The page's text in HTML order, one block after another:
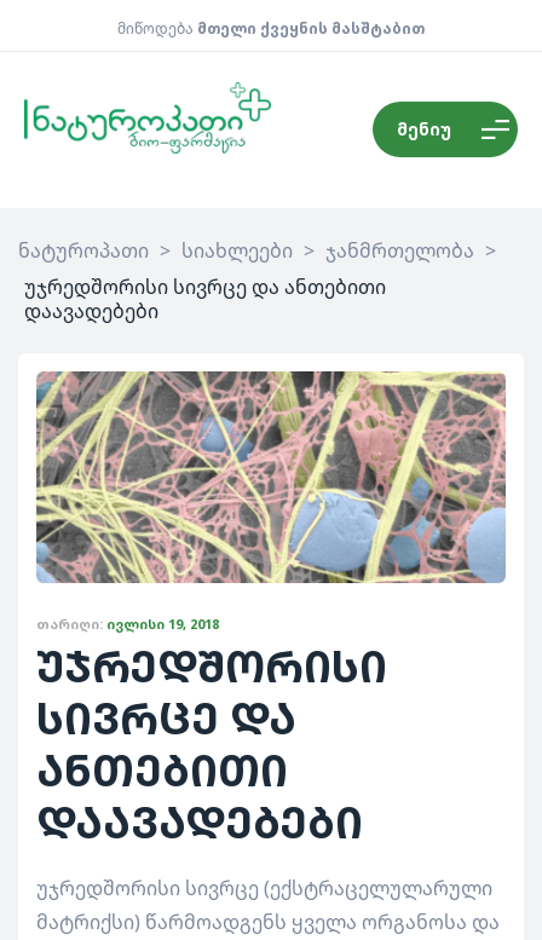
მიწოდება მთელი ქვეყნის მასშტაბით
მენიუ
ნატუროპათი > სიახლეები > ჯანმრთელობა >
უჯრედშორისი სივრცე და ანთებითი
დაავადებები
ᲗᲐᲠᲘᲦᲘ: ᲘᲕᲚᲘᲡᲘ 19, 2018
უჯრედშორისი
სივრცე და
ანთებითი
დაავადებები
უჯრედშორისი სივრცე (ექსტრაცელულარული
მატრიქსი) წარმოადგენს ყველა ორგანოსა და